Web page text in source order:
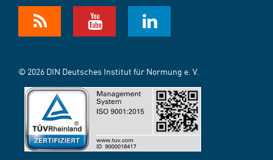
© 2026 DIN Deutsches Institut für Normung e. V.